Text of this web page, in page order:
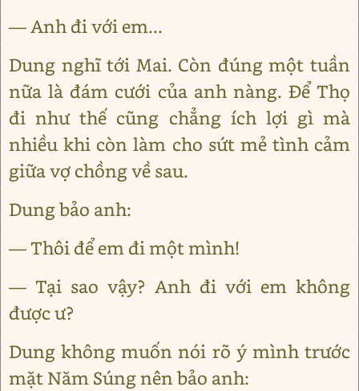
— Anh đi với em...
Dung nghĩ tới Mai. Còn đúng một tuần
nữa là đám cưới của anh nàng. Để Thọ
đi như thế cũng chẳng ích lợi gì mà
nhiều khi còn làm cho sứt mẻ tình cảm
giữa vợ chồng về sau.
Dung bảo anh:
— Thôi để em đi một mình!
— Tại sao vậy? Anh đi với em không
được ư?
Dung không muốn nói rõ ý mình trước
mặt Năm Súng nên bảo anh: